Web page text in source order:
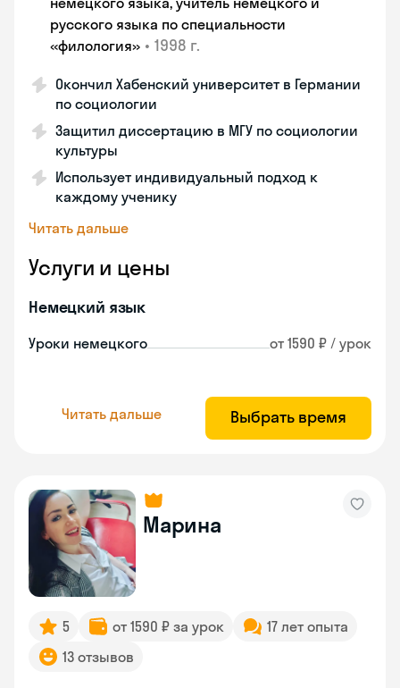
русского языка по специальности
«филология» • 1998 г.
Окончил Хабенский университет в Германии
по социологии
Защитил диссертацию в МГУ по социологии
культуры
Использует индивидуальный подход к
каждому ученику
Читать дальше
Услуги и цены
Немецкий язык
Уроки немецкого от 1590 ₽ / урок
Читать дальше Выбрать время
Марина
5 от 1590 ₽ за урок
17 лет опыта
13 отзывов